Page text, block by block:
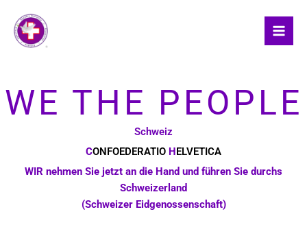
content
WE THE PEOPLE
Schweiz
CONFOEDERATIO HELVETICA
WIR nehmen Sie jetzt an die Hand und führen Sie durchs
Schweizerland
(Schweizer Eidgenossenschaft)